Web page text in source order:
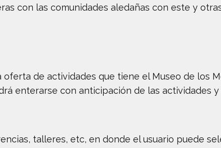
con las comunidades aledañas con este y
de actividades que tiene el Museo de los
enterarse con anticipación de las actividades
talleres, etc, en donde el usuario puede